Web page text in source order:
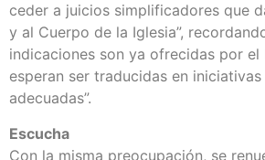
ceder a juicios simplificadores que
y al Cuerpo de la Iglesia”,
indicaciones son ya ofrecidas por el
esperan ser traducidas en
adecuadas”.
Escucha
Con la misma preocupación, se